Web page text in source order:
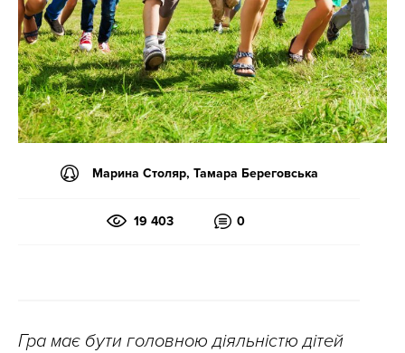
Марина Столяр, Тамара Береговська
19 403 0
Гра має бути головною діяльністю дітей